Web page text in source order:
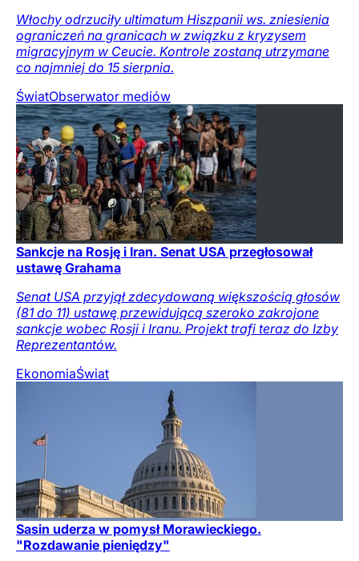
Włochy odrzuciły ultimatum Hiszpanii ws. zniesienia
ograniczeń na granicach w związku z kryzysem
migracyjnym w Ceucie. Kontrole zostaną utrzymane
co najmniej do 15 sierpnia.
ŚwiatObserwator mediów
Sankcje na Rosję i Iran. Senat USA przegłosował
ustawę Grahama
Senat USA przyjął zdecydowaną większością głosów
(81 do 11) ustawę przewidującą szeroko zakrojone
sankcje wobec Rosji i Iranu. Projekt trafi teraz do Izby
Reprezentantów.
EkonomiaŚwiat
Sasin uderza w pomysł Morawieckiego.
"Rozdawanie pieniędzy"